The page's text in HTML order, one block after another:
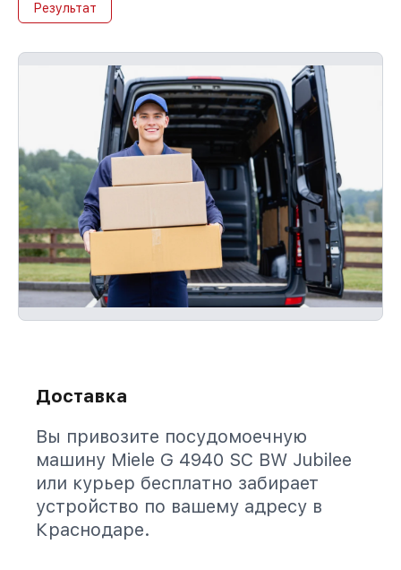
Результат
Доставка
Вы привозите посудомоечную
машину Miele G 4940 SC BW Jubilee
или курьер бесплатно забирает
устройство по вашему адресу в
Краснодаре.